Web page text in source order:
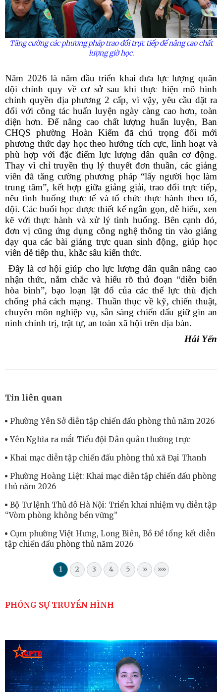
Tăng cường các phương pháp trao đổi trực tiếp để nâng cao chất
lượng giờ học.
Năm 2026 là năm đầu triển khai đưa lực lượng quân
đội chính quy về cơ sở sau khi thực hiện mô hình
chính quyền địa phương 2 cấp, vì vậy, yêu cầu đặt ra
đối với công tác huấn luyện ngày càng cao hơn, toàn
diện hơn. Để nâng cao chất lượng huấn luyện, Ban
CHQS phường Hoàn Kiếm đã chú trọng đổi mới
phương thức dạy học theo hướng tích cực, linh hoạt và
phù hợp với đặc điểm lực lượng dân quân cơ động.
Thay vì chỉ truyền thụ lý thuyết đơn thuần, các giảng
viên đã tăng cường phương pháp “lấy người học làm
trung tâm”, kết hợp giữa giảng giải, trao đổi trực tiếp,
nêu tình huống thực tế và tổ chức thực hành theo tổ,
đội. Các buổi học được thiết kế ngắn gọn, dễ hiểu, xen
kẽ với thực hành và xử lý tình huống. Bên cạnh đó,
đơn vị cũng ứng dụng công nghệ thông tin vào giảng
dạy qua các bài giảng trực quan sinh động, giúp học
viên dễ tiếp thu, khắc sâu kiến thức.
Đây là cơ hội giúp cho lực lượng dân quân nâng cao
nhận thức, nắm chắc và hiểu rõ thủ đoạn “diễn biến
hòa bình”, bạo loạn lật đổ của các thế lực thù địch
chống phá cách mạng. Thuần thục về kỹ, chiến thuật,
chuyên môn nghiệp vụ, sẵn sàng chiến đấu giữ gìn an
ninh chính trị, trật tự, an toàn xã hội trên địa bàn.
Hải Yến
Tin liên quan
Phường Yên Sở diễn tập chiến đấu phòng thủ năm 2026
Yên Nghĩa ra mắt Tiểu đội Dân quân thường trực
Khai mạc diễn tập chiến đấu phòng thủ xã Đại Thanh
Phường Hoàng Liệt: Khai mạc diễn tập chiến đấu phòng
thủ năm 2026
Bộ Tư lệnh Thủ đô Hà Nội: Triển khai nhiệm vụ diễn tập
“Vòm phòng không bền vững”
Cụm phường Việt Hưng, Long Biên, Bồ Đề tổng kết diễn
tập chiến đấu phòng thủ năm 2026
1 2 3 4 5 » »»
PHÓNG SỰ TRUYỀN HÌNH